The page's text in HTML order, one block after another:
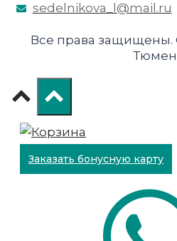
sedelnikova_l@mail.ru
Все права защищены.
Заказать бонусную карту